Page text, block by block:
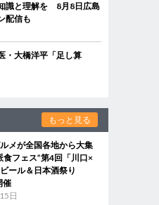
識と理解を 8月8日広島
配信も
・大橋洋平「足し算
もっと見る
メが全国各地から大集
フェス”第4回「川口×
ール＆日本酒祭り
催
日